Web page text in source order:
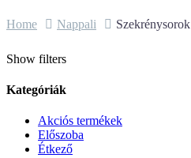
Home Nappali Szekrénysorok
Show filters
Kategóriák
Akciós termékek
Előszoba
Étkező